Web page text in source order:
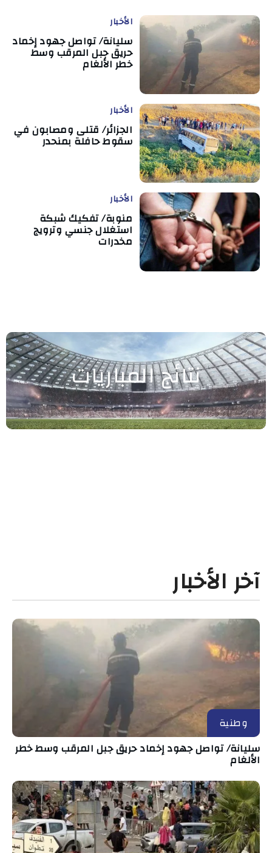
الأخبار
سليانة/ تواصل جهود إخماد
حريق جبل المرقب وسط
خطر الألغام
الأخبار
الجزائر/ قتلى ومصابون في
سقوط حافلة بمنحدر
الأخبار
منوبة/ تفكيك شبكة
استغلال جنسي وترويج
مخدرات
نتائج المباريات
آخر الأخبار
وطنية
سليانة/ تواصل جهود إخماد حريق جبل المرقب وسط خطر
الألغام